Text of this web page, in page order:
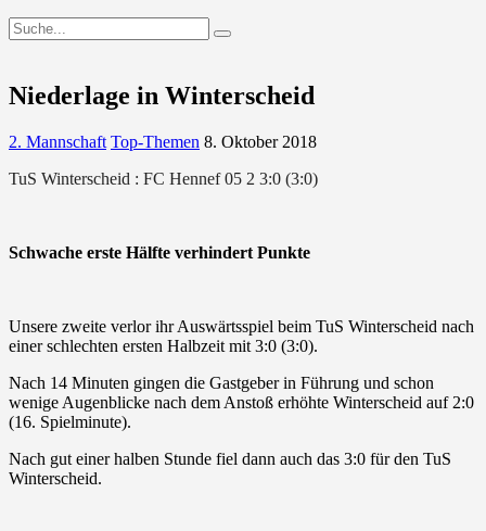
Niederlage in Winterscheid
2. Mannschaft Top-Themen 8. Oktober 2018
TuS Winterscheid : FC Hennef 05 2 3:0 (3:0)
Schwache erste Hälfte verhindert Punkte
Unsere zweite verlor ihr Auswärtsspiel beim TuS Winterscheid nach
einer schlechten ersten Halbzeit mit 3:0 (3:0).
Nach 14 Minuten gingen die Gastgeber in Führung und schon
wenige Augenblicke nach dem Anstoß erhöhte Winterscheid auf 2:0
(16. Spielminute).
Nach gut einer halben Stunde fiel dann auch das 3:0 für den TuS
Winterscheid.